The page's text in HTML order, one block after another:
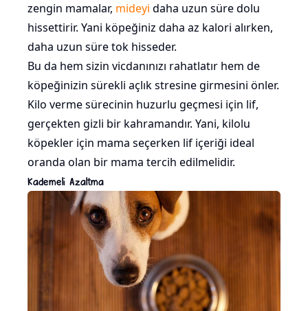
zengin mamalar, mideyi daha uzun süre dolu
hissettirir. Yani köpeğiniz daha az kalori alırken,
daha uzun süre tok hisseder.
Bu da hem sizin vicdanınızı rahatlatır hem de
köpeğinizin sürekli açlık stresine girmesini önler.
Kilo verme sürecinin huzurlu geçmesi için lif,
gerçekten gizli bir kahramandır. Yani, kilolu
köpekler için mama seçerken lif içeriği ideal
oranda olan bir mama tercih edilmelidir.
Kademeli Azaltma